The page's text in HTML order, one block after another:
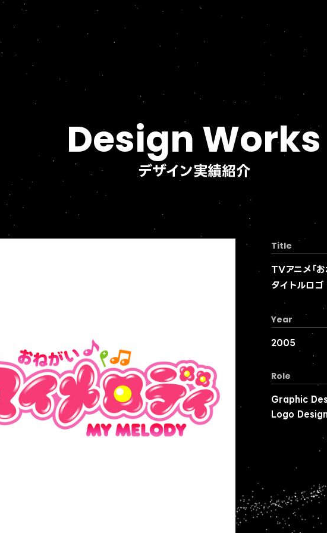
デザイン実績紹介
Design Works
Title
TVアニメ「お
タイトルロゴ
Year
2005
Role
Graphic
Logo Design